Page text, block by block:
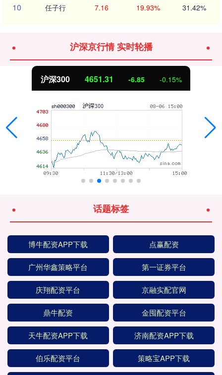
10 任子行 7.16 19.93% 31.42%
沪深京行情 实时轮播
北证50 1122.88 3.42 0.30%
话题标签
博牛配资APP下载 点赢配资
广州华鑫策略平台 第一证券平台
庆翔配资平台 京融实配官网
鼎牛配资 金囤配资平台
天牛配资APP下载 济南配资APP下载
伯乐配资平台 策略宝APP下载